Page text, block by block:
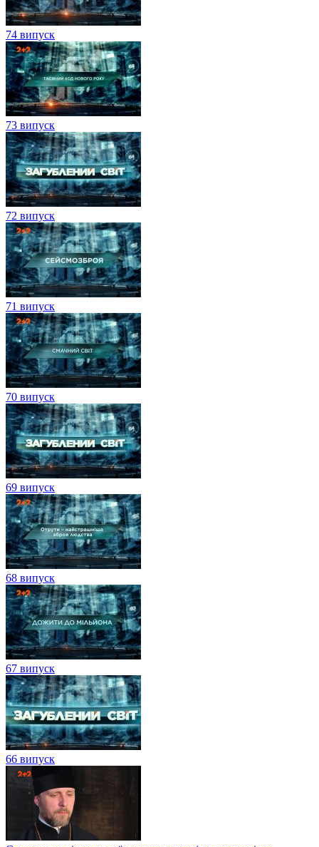
74 випуск
73 випуск
72 випуск
71 випуск
70 випуск
69 випуск
68 випуск
67 випуск
66 випуск